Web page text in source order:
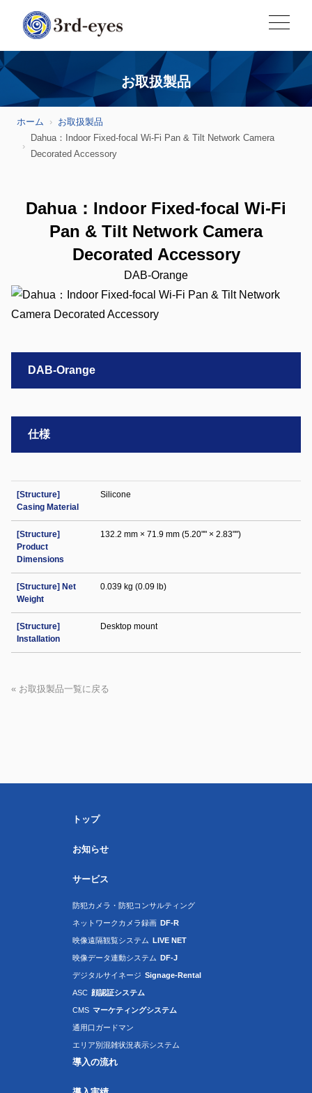
お取扱製品
ホーム
お取扱製品
Dahua：Indoor Fixed-focal Wi-Fi Pan & Tilt Network Camera
Decorated Accessory
Dahua：Indoor Fixed-focal Wi-Fi
Pan & Tilt Network Camera
Decorated Accessory
DAB-Orange
DAB-Orange
仕様
[Structure]
Casing Material
Silicone
[Structure]
Product
Dimensions
132.2 mm × 71.9 mm (5.20"" × 2.83"")
[Structure] Net
Weight
0.039 kg (0.09 lb)
[Structure]
Installation
Desktop mount
« お取扱製品一覧に戻る
トップ
お知らせ
サービス
防犯カメラ・防犯コンサルティング
ネットワークカメラ録画 DF-R
映像遠隔観覧システム LIVE NET
映像データ連動システム DF-J
デジタルサイネージ Signage-Rental
ASC 顔認証システム
CMS マーケティングシステム
通用口ガードマン
エリア別混雑状況表示システム
導入の流れ